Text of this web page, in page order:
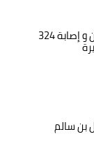
حوادث المرور: وفاة شخصين و إصابة 324
سالم